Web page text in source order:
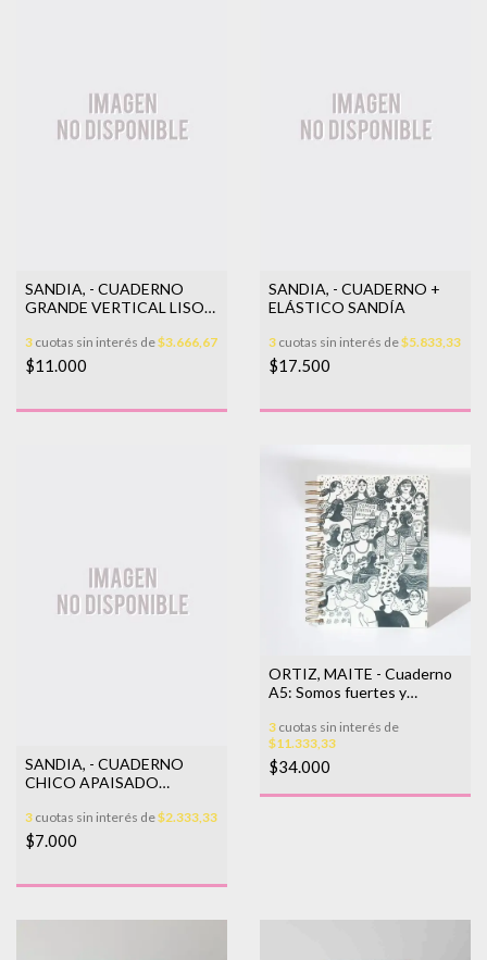
SANDIA, - CUADERNO
GRANDE VERTICAL LISO
3 cuotas sin interés de$3.666,67
$11.000
SANDIA, - CUADERNO +
ELÁSTICO SANDÍA
3 cuotas sin interés de$5.833,33
$17.500
SANDIA, - CUADERNO
CHICO APAISADO
3 cuotas sin interés de$2.333,33
$7.000
ORTIZ, MAITE - Cuaderno
A5: Somos fuertes y
3 cuotas sin interés de
$11.333,33
$34.000